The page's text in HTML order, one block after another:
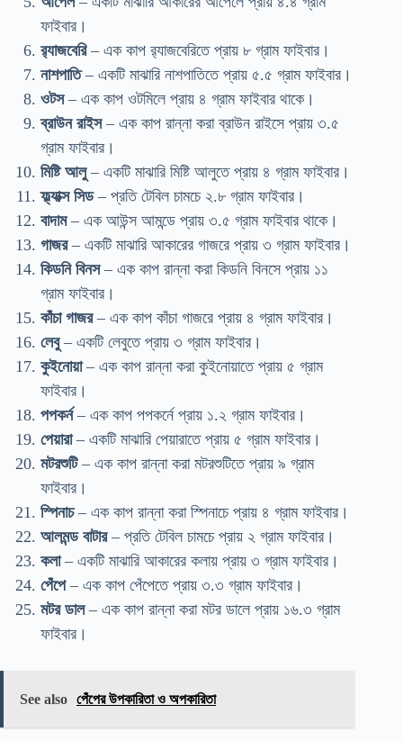
ফাইবার।
র‍্যাজবেরি– এক কাপ র‍্যাজবেরিতে প্রায় ৮ গ্রাম ফাইবার।
নাশপাতি– একটি মাঝারি নাশপাতিতে প্রায় ৫.৫ গ্রাম ফাইবার।
ওটস– এক কাপ ওটমিলে প্রায় ৪ গ্রাম ফাইবার থাকে।
ব্রাউন রাইস– এক কাপ রান্না করা ব্রাউন রাইসে প্রায় ৩.৫
গ্রাম ফাইবার।
মিষ্টি আলু– একটি মাঝারি মিষ্টি আলুতে প্রায় ৪ গ্রাম ফাইবার।
ফ্ল্যাক্স সিড– প্রতি টেবিল চামচে ২.৮ গ্রাম ফাইবার।
বাদাম– এক আউন্স আমন্ডে প্রায় ৩.৫ গ্রাম ফাইবার থাকে।
গাজর– একটি মাঝারি আকারের গাজরে প্রায় ৩ গ্রাম ফাইবার।
কিডনি বিনস– এক কাপ রান্না করা কিডনি বিনসে প্রায় ১১
গ্রাম ফাইবার।
কাঁচা গাজর– এক কাপ কাঁচা গাজরে প্রায় ৪ গ্রাম ফাইবার।
লেবু– একটি লেবুতে প্রায় ৩ গ্রাম ফাইবার।
কুইনোয়া– এক কাপ রান্না করা কুইনোয়াতে প্রায় ৫ গ্রাম
ফাইবার।
পপকর্ন– এক কাপ পপকর্নে প্রায় ১.২ গ্রাম ফাইবার।
পেয়ারা– একটি মাঝারি পেয়ারাতে প্রায় ৫ গ্রাম ফাইবার।
মটরশুটি– এক কাপ রান্না করা মটরশুটিতে প্রায় ৯ গ্রাম
ফাইবার।
স্পিনাচ– এক কাপ রান্না করা স্পিনাচে প্রায় ৪ গ্রাম ফাইবার।
আলমন্ড বাটার– প্রতি টেবিল চামচে প্রায় ২ গ্রাম ফাইবার।
কলা– একটি মাঝারি আকারের কলায় প্রায় ৩ গ্রাম ফাইবার।
পেঁপে– এক কাপ পেঁপেতে প্রায় ৩.৩ গ্রাম ফাইবার।
মটর ডাল– এক কাপ রান্না করা মটর ডালে প্রায় ১৬.৩ গ্রাম
ফাইবার।
See also পেঁপের উপকারিতা ও অপকারিতা